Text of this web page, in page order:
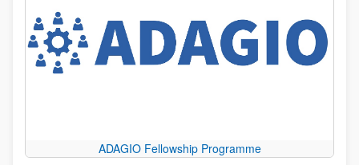
ADAGIO Fellowship Programme